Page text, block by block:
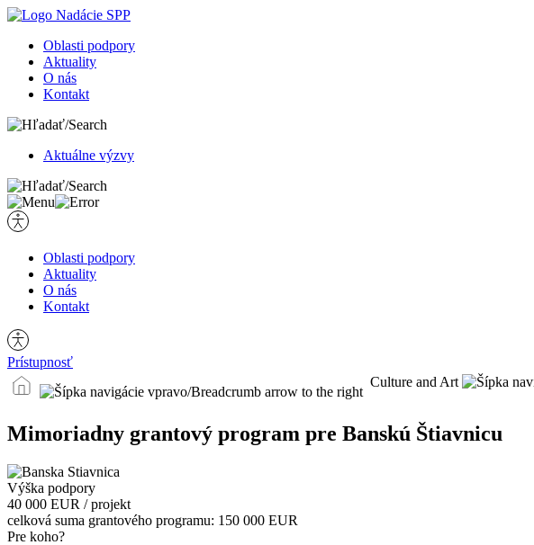
Oblasti podpory
Aktuality
O nás
Kontakt
Aktuálne výzvy
Hľadať:
Oblasti podpory
Aktuality
O nás
Kontakt
Prístupnosť
Culture and Art
Mimoriadny grantový program pre Banskú Štiavnicu
Výška podpory
40 000 EUR / projekt
celková suma grantového programu: 150 000 EUR
Pre koho?